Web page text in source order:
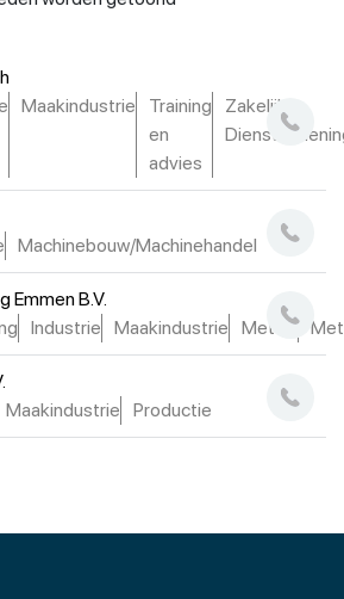
Maakindustrie
Training
en
advies
Zakelijke
Machinebouw/Machinehandel
Emmen B.V.
Industrie Maakindustrie Metaal
Maakindustrie Productie